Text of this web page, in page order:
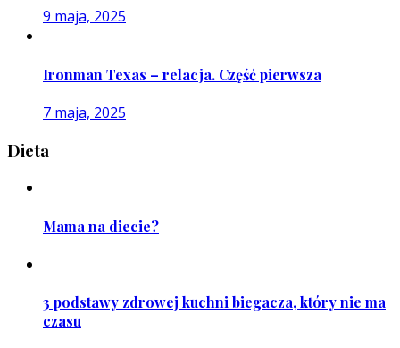
9 maja, 2025
Ironman Texas – relacja. Część pierwsza
7 maja, 2025
Dieta
Mama na diecie?
3 podstawy zdrowej kuchni biegacza, który nie ma
czasu